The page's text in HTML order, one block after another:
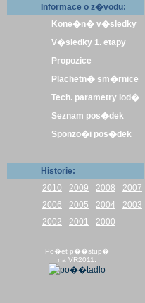
Informace o z�vodu:
Kone�n� v�sledky
V�sledky 1. etapy
Propozice
Plachetn� sm�rnice
Tech. parametry lod�
Seznam pos�dek
Sponzo�i pos�dek
Historie:
2010
2009 2008
2007
2006
2005 2004
2003
2002
2001 2000
Po�et p��stup�
na VR2011: